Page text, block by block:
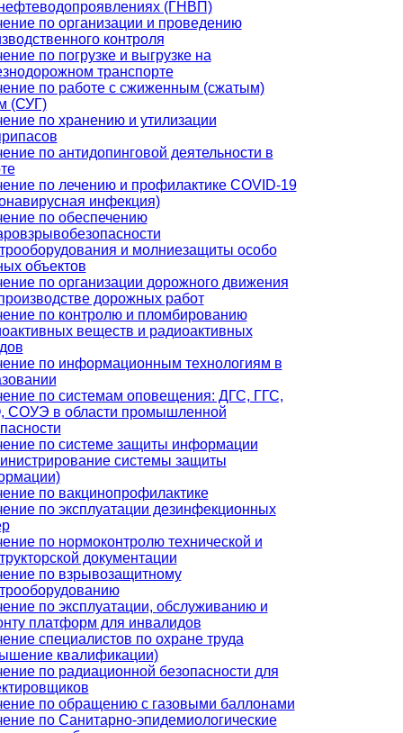
(ГНВП)
по организации и проведению
контроля
по погрузке и выгрузке на
транспорте
по работе с сжиженным (сжатым)
(СУГ)
по хранению и утилизации
по антидопинговой деятельности в
по лечению и профилактике COVID-19
инфекция)
по обеспечению
и молниезащиты особо
объектов
по организации дорожного движения
дорожных работ
по контролю и пломбированию
веществ и радиоактивных
по информационным технологиям в
по системам оповещения: ДГС, ГГС,
СОУЭ в области промышленной
по системе защиты информации
системы защиты
по вакцинопрофилактике
по эксплуатации дезинфекционных
по нормоконтролю технической и
документации
по взрывозащитному
по эксплуатации, обслуживанию и
платформ для инвалидов
специалистов по охране труда
квалификации)
по радиационной безопасности для
по обращению с газовыми баллонами
по Санитарно-эпидемиологические